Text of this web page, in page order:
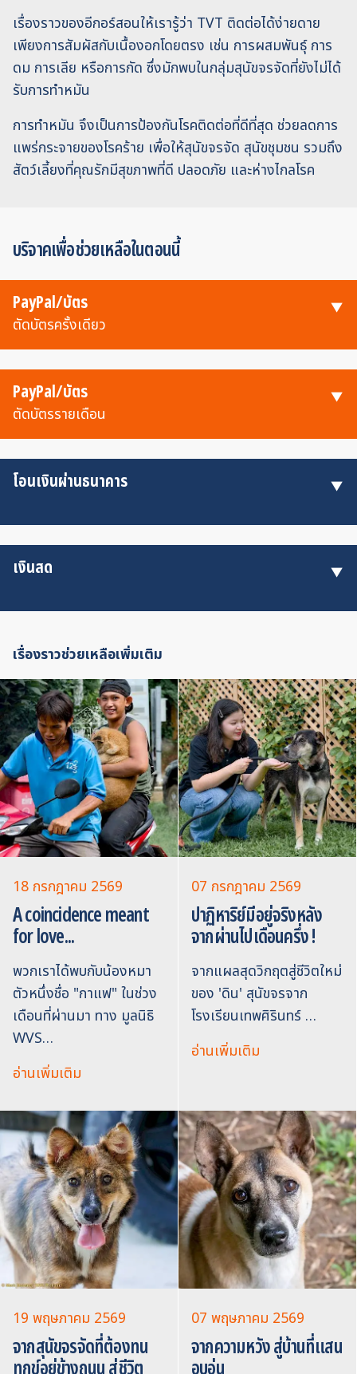
เรื่องราวของอีกอร์สอนให้เรารู้ว่า TVT ติดต่อได้ง่ายดาย
เพียงการสัมผัสกับเนื้องอกโดยตรง เช่น การผสมพันธุ์ การ
ดม การเลีย หรือการกัด ซึ่งมักพบในกลุ่มสุนัขจรจัดที่ยังไม่ได้
รับการทำหมัน
การทำหมัน จึงเป็นการป้องกันโรคติดต่อที่ดีที่สุด ช่วยลดการ
แพร่กระจายของโรคร้าย เพื่อให้สุนัขจรจัด สุนัขชุมชน รวมถึง
สัตว์เลี้ยงที่คุณรักมีสุขภาพที่ดี ปลอดภัย และห่างไกลโรค
บริจาคเพื่อช่วยเหลือในตอนนี้
PayPal/บัตร
ตัดบัตรครั้งเดียว
PayPal/บัตร
ตัดบัตรรายเดือน
โอนเงินผ่านธนาคาร
เงินสด
เรื่องราวช่วยเหลือเพิ่มเติม
18 กรกฎาคม 2569
A coincidence meant
for love...
พวกเราได้พบกับน้องหมา
ตัวหนึ่งชื่อ "กาแฟ" ในช่วง
เดือนที่ผ่านมา ทาง มูลนิธิ
WVS…
อ่านเพิ่มเติม
07 กรกฎาคม 2569
ปาฏิหาริย์มีอยู่จริงหลัง
จากผ่านไปเดือนครึ่ง !
จากแผลสุดวิกฤตสู่ชีวิตใหม่
ของ 'ดิน' สุนัขจรจาก
โรงเรียนเทพศิรินทร์ …
อ่านเพิ่มเติม
19 พฤษภาคม 2569
จากสุนัขจรจัดที่ต้องทน
07 พฤษภาคม 2569
จากความหวัง สู่บ้านที่แสน